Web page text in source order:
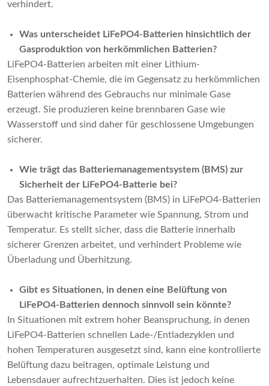
verhindert.
Was unterscheidet LiFePO4-Batterien hinsichtlich der
Gasproduktion von herkömmlichen Batterien?
LiFePO4-Batterien arbeiten mit einer Lithium-
Eisenphosphat-Chemie, die im Gegensatz zu herkömmlichen
Batterien während des Gebrauchs nur minimale Gase
erzeugt. Sie produzieren keine brennbaren Gase wie
Wasserstoff und sind daher für geschlossene Umgebungen
sicherer.
Wie trägt das Batteriemanagementsystem (BMS) zur
Sicherheit der LiFePO4-Batterie bei?
Das Batteriemanagementsystem (BMS) in LiFePO4-Batterien
überwacht kritische Parameter wie Spannung, Strom und
Temperatur. Es stellt sicher, dass die Batterie innerhalb
sicherer Grenzen arbeitet, und verhindert Probleme wie
Überladung und Überhitzung.
Gibt es Situationen, in denen eine Belüftung von
LiFePO4-Batterien dennoch sinnvoll sein könnte?
In Situationen mit extrem hoher Beanspruchung, in denen
LiFePO4-Batterien schnellen Lade-/Entladezyklen und
hohen Temperaturen ausgesetzt sind, kann eine kontrollierte
Belüftung dazu beitragen, optimale Leistung und
Lebensdauer aufrechtzuerhalten. Dies ist jedoch keine